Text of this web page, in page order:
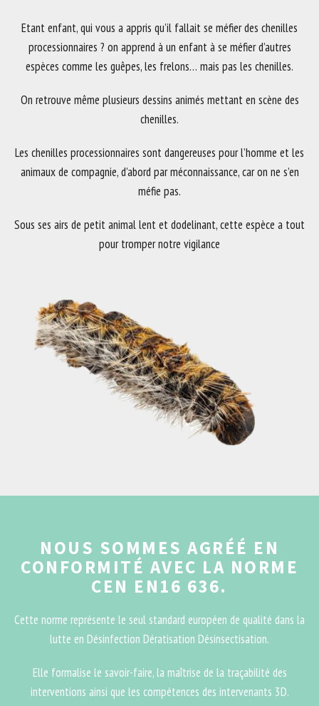
Etant enfant, qui vous a appris qu’il fallait se méfier des chenilles
processionnaires ? on apprend à un enfant à se méfier d’autres
espèces comme les guêpes, les frelons… mais pas les chenilles.
On retrouve même plusieurs dessins animés mettant en scène des
chenilles.
Les chenilles processionnaires sont dangereuses pour l’homme et les
animaux de compagnie, d’abord par méconnaissance, car on ne s’en
méfie pas.
Sous ses airs de petit animal lent et dodelinant, cette espèce a tout
pour tromper notre vigilance
NOUS SOMMES AGRÉÉ EN
CONFORMITÉ AVEC LA NORME
CEN EN16 636.
Cette norme représente le seul standard européen de qualité dans la
lutte en Désinfection Dératisation Désinsectisation.
Elle formalise le savoir-faire, la maîtrise de la traçabilité des
interventions ainsi que les compétences des intervenants 3D.